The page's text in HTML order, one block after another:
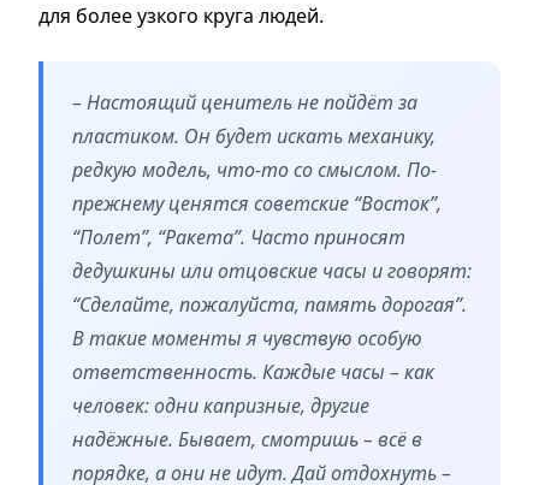
для более узкого круга людей.
– Настоящий ценитель не пойдёт за
пластиком. Он будет искать механику,
редкую модель, что-то со смыслом. По-
прежнему ценятся советские “Восток”,
“Полет”, “Ракета”. Часто приносят
дедушкины или отцовские часы и говорят:
“Сделайте, пожалуйста, память дорогая”.
В такие моменты я чувствую особую
ответственность. Каждые часы – как
человек: одни капризные, другие
надёжные. Бывает, смотришь – всё в
порядке, а они не идут. Дай отдохнуть –